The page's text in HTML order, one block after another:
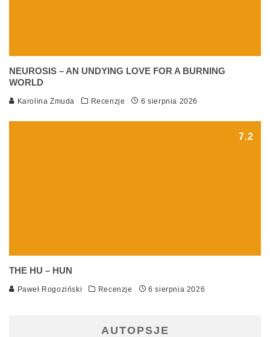
NEUROSIS – AN UNDYING LOVE FOR A BURNING
WORLD
Karolina Żmuda Recenzje 6 sierpnia 2026
7.2
THE HU – HUN
Paweł Rogoziński Recenzje 6 sierpnia 2026
AUTOPSJE